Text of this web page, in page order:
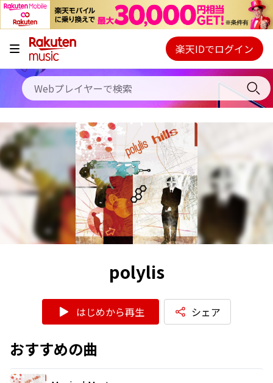
キャンペーン
料金プラン
使い方
初回30日間無料お試し
Webプレイヤー
ご契約内容の確認・変更
楽天IDでログイン
polylis
はじめから再生 シェア
おすすめの曲